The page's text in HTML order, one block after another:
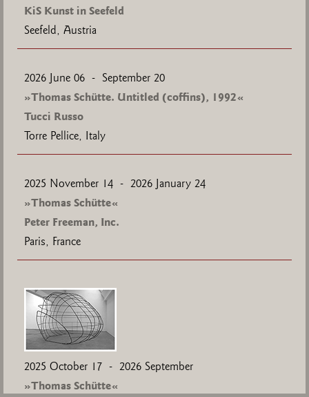
KiS Kunst in Seefeld
Seefeld, Austria
2026 June 06 - September 20
»Thomas Schütte. Untitled (coffins), 1992«
Tucci Russo
Torre Pellice, Italy
2025 November 14 - 2026 January 24
»Thomas Schütte«
Peter Freeman, Inc.
Paris, France
2025 October 17 - 2026 September
»Thomas Schütte«